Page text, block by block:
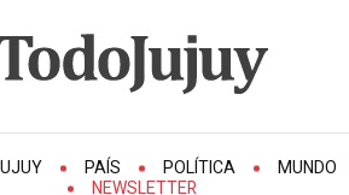
PAÍS POLÍTICA MUNDO
NEWSLETTER